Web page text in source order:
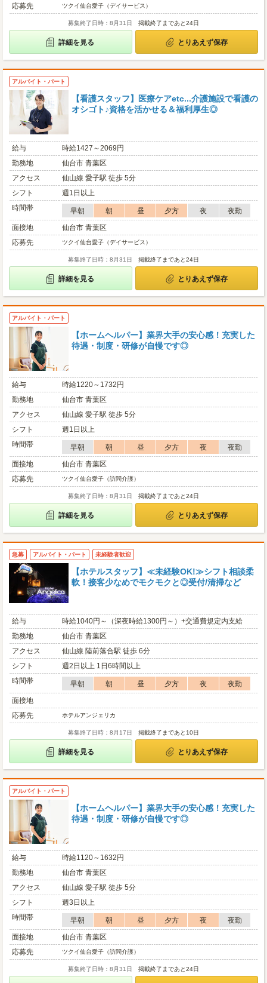
応募先
ツクイ仙台愛子（デイサービス）
募集終了日時：8月31日 掲載終了まであと24日
詳細を見る とりあえず保存
アルバイト・パート
【看護スタッフ】医療ケアetc...介護施設で看護の
オシゴト♪資格を活かせる＆福利厚生◎
給与
時給1427～2069円
勤務地
仙台市 青葉区
アクセス
仙山線 愛子駅 徒歩 5分
シフト
週1日以上
時間帯
早朝 朝 昼 夕方 夜
夜勤
面接地
仙台市 青葉区
応募先
ツクイ仙台愛子（デイサービス）
募集終了日時：8月31日 掲載終了まであと24日
詳細を見る とりあえず保存
アルバイト・パート
【ホームヘルパー】業界大手の安心感！充実した
待遇・制度・研修が自慢です◎
給与
時給1220～1732円
勤務地
仙台市 青葉区
アクセス
仙山線 愛子駅 徒歩 5分
シフト
週1日以上
時間帯
早朝 朝 昼 夕方 夜
夜勤
面接地
仙台市 青葉区
応募先
ツクイ仙台愛子（訪問介護）
募集終了日時：8月31日 掲載終了まであと24日
詳細を見る とりあえず保存
急募 アルバイト・パート 未経験者歓迎
【ホテルスタッフ】≪未経験OK!≫シフト相談柔
軟！接客少なめでモクモクと◎受付/清掃など
給与
時給1040円～（深夜時給1300円～）+交通費規定内支給
勤務地
仙台市 青葉区
アクセス
仙山線 陸前落合駅 徒歩 6分
シフト
週2日以上 1日6時間以上
時間帯
早朝 朝 昼 夕方 夜
夜勤
面接地
応募先
ホテルアンジェリカ
募集終了日時：8月17日 掲載終了まであと10日
詳細を見る とりあえず保存
アルバイト・パート
【ホームヘルパー】業界大手の安心感！充実した
待遇・制度・研修が自慢です◎
給与
時給1120～1632円
勤務地
仙台市 青葉区
アクセス
仙山線 愛子駅 徒歩 5分
シフト
週3日以上
時間帯
早朝 朝 昼 夕方 夜
夜勤
面接地
仙台市 青葉区
応募先
ツクイ仙台愛子（訪問介護）
募集終了日時：8月31日 掲載終了まであと24日